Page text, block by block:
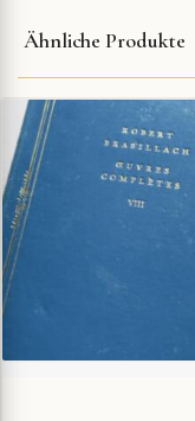
Ähnliche Produkte